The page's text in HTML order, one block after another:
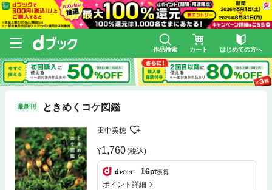
作品検索 カート はじめての方へ
最新刊 ときめくコケ図鑑
田中美穂
1,760(税込)
16pt獲得
ポイント詳細